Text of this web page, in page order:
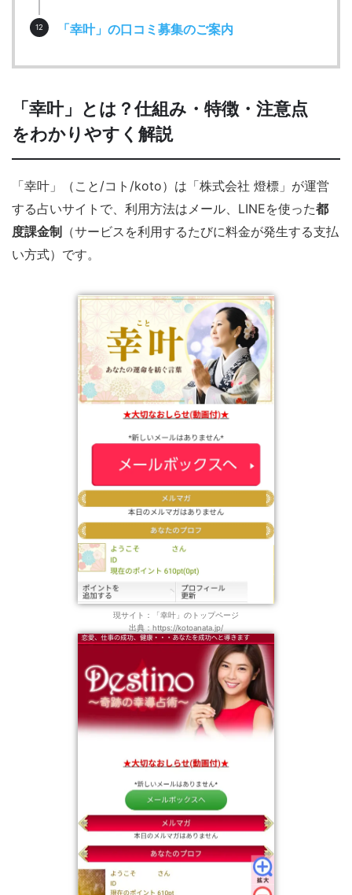
「幸叶」の口コミ募集のご案内
「幸叶」とは？仕組み・特徴・注意点
をわかりやすく解説
「幸叶」（こと/コト/koto）は「株式会社 燈標」が運営
する占いサイトで、利用方法はメール、LINEを使った都
度課金制 （サービスを利用するたびに料金が発生する支払
い方式）です。
現サイト：「幸叶」のトップページ
出典：https://kotoanata.jp/